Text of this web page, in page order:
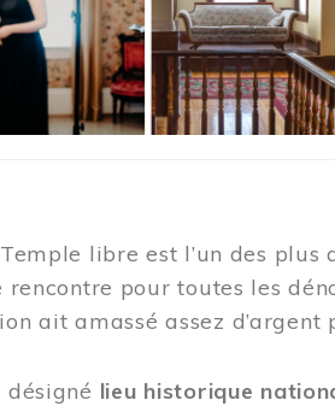
libre est l’un des
pour toutes les
ait amassé assez
lieu historique